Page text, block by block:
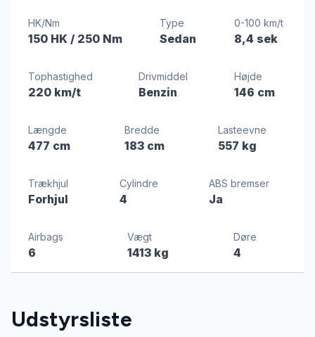
HK/Nm
150 HK / 250 Nm
Type
Sedan
0-100 km/t
8,4 sek
Tophastighed
220 km/t
Drivmiddel
Benzin
Højde
146 cm
Længde
477 cm
Bredde
183 cm
Lasteevne
557 kg
Trækhjul
Forhjul
Cylindre
4
ABS bremser
Ja
Airbags
6
Vægt
1413 kg
Døre
4
Udstyrsliste